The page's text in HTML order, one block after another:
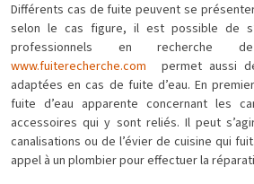
Différents cas de fuite peuvent se
selon le cas figure, il est possible de
professionnels en
www.fuiterecherche.com
permet aussi
adaptées en cas de fuite d’eau. En
fuite d’eau apparente concernant les
accessoires qui y sont reliés. Il peut
canalisations ou de l’évier de cuisine qui
appel à un plombier pour effectuer la